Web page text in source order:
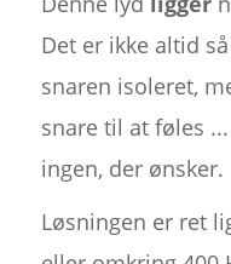
Det er ikke altid
snaren isoleret,
snare til at føles
ingen, der ønsker.
Løsningen er ret